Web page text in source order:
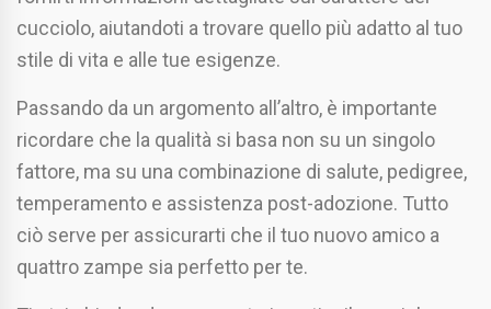
cucciolo, aiutandoti a trovare quello più adatto al tuo
stile di vita e alle tue esigenze.
Passando da un argomento all’altro, è importante
ricordare che la qualità si basa non su un singolo
fattore, ma su una combinazione di salute, pedigree,
temperamento e assistenza post-adozione. Tutto
ciò serve per assicurarti che il tuo nuovo amico a
quattro zampe sia perfetto per te.